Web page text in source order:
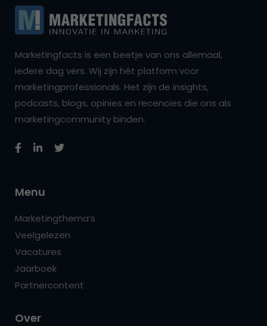
Marketingfacts is een beetje van ons allemaal,
iedere dag vers. Wij zijn hét platform voor
marketingprofessionals. Het zijn de insights,
podcasts, blogs, opinies en recencies die ons als
marketingcommunity binden.
Menu
Marketingthema’s
Veelgelezen
Vacatures
Jaarboek
Partnercontent
Over